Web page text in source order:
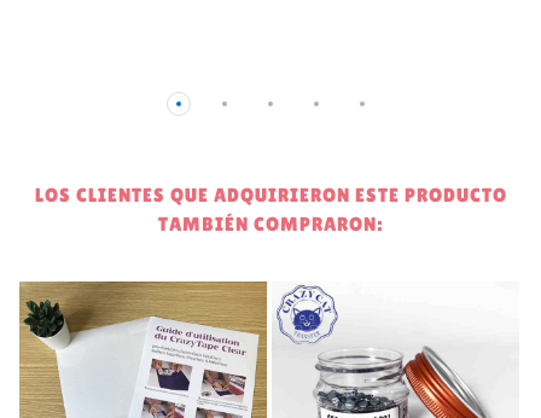
LOS CLIENTES QUE ADQUIRIERON ESTE PRODUCTO
TAMBIÉN COMPRARON: